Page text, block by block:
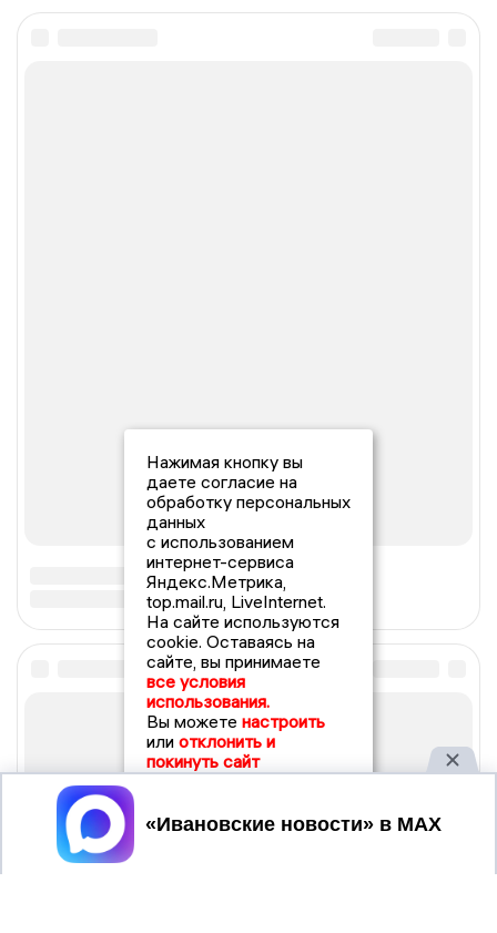
Нажимая кнопку вы
даете согласие на
обработку персональных
данных
с использованием
интернет-сервиса
Яндекс.Метрика,
top.mail.ru, LiveInternet.
На сайте используются
cookie. Оставаясь на
сайте, вы принимаете
все условия
использования.
Вы можете настроить
или отклонить и
покинуть сайт
Принять